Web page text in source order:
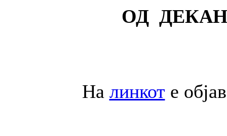
ОД
На линкот е